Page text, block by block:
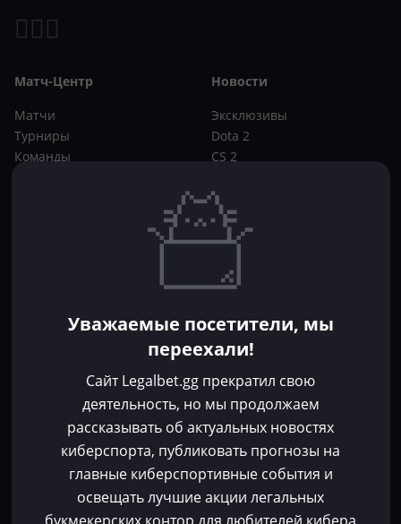
Матч-Центр
Матчи
Турниры
Команды
Новости
Эксклюзивы
Dota 2
CS 2
Букмекеры
CS 2
Фрибеты
Без депозита
Контакты
Пользовательское соглашение
Политика конфиденциальности
Политика в отношении файлов cookie
Уважаемые посетители, мы
переехали!
Сайт Legalbet.gg прекратил свою
деятельность, но мы продолжаем
рассказывать об актуальных новостях
киберспорта, публиковать прогнозы на
главные киберспортивные события и
освещать лучшие акции легальных